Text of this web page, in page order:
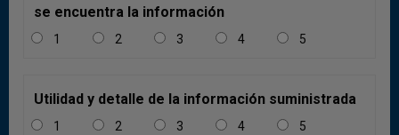
se encuentra la información
1 2 3 4 5
Utilidad y detalle de la información suministrada
1 2 3 4 5